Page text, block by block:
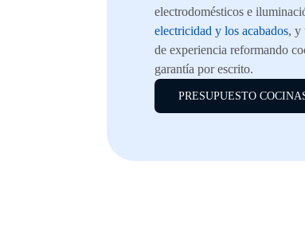
electrodomésticos e
electricidad y los acabados, y
de experiencia reformando
garantía por escrito.
PRESUPUESTO